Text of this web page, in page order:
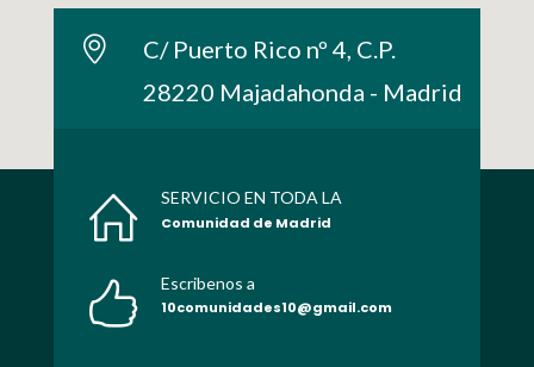
C/ Puerto Rico nº 4, C.P.
28220 Majadahonda - Madrid
SERVICIO EN TODA LA
Comunidad de Madrid
Escribenos a
10comunidades10@gmail.com